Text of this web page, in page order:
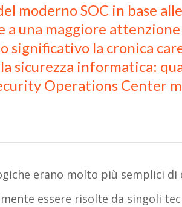
moderno SOC in base alle
a una maggiore attenzione
significativo la cronica
sicurezza informatica:
Operations Center
erano molto più semplici di
essere risolte da singoli